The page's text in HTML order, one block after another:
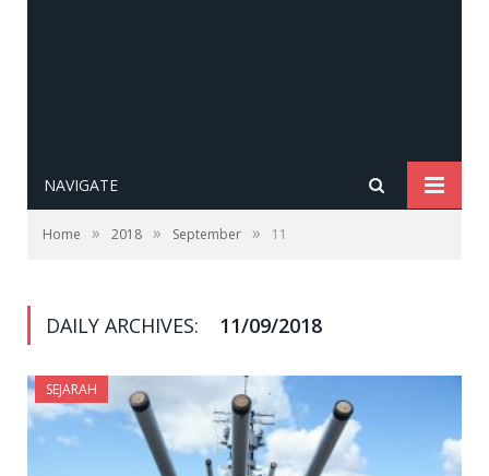
NAVIGATE
Home » 2018 » September » 11
DAILY ARCHIVES: 11/09/2018
SEJARAH